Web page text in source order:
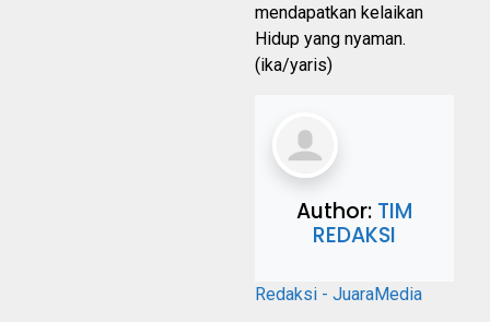
mendapatkan kelaikan
Hidup yang nyaman.
(ika/yaris)
Author: TIM
REDAKSI
Redaksi - JuaraMedia